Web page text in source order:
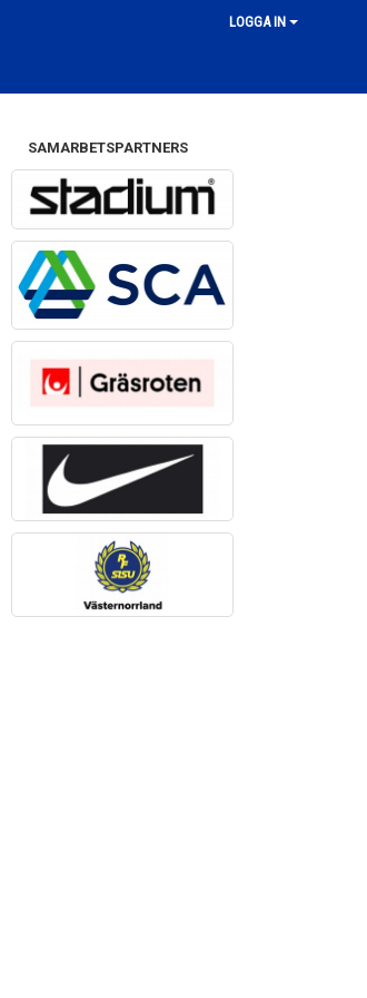
LOGGA IN
SAMARBETSPARTNERS